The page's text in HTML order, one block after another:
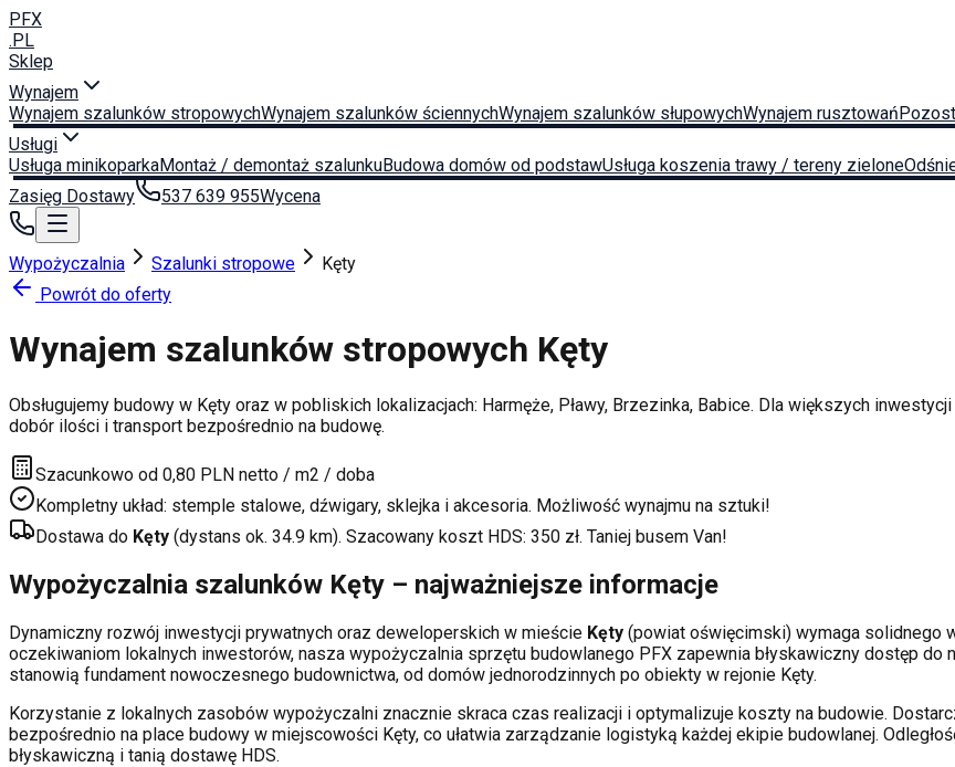
PFX
.PL
Sklep
Wynajem
Wynajem szalunków stropowychWynajem szalunków ściennychWynajem szalunków słupowychWynajem rusztowań
Usługi
Usługa minikoparkaMontaż / demontaż szalunkuBudowa domów od podstawUsługa koszenia trawy / tereny zielone
Zasięg Dostawy
537 639 955Wycena
Wypożyczalnia Szalunki stropowe
Kęty
Powrót do oferty
Wynajem szalunków stropowych Kęty
Obsługujemy budowy w Kęty oraz w pobliskich lokalizacjach: Harmęże, Pławy, Brzezinka, Babice. Dla większych
dobór ilości i transport bezpośrednio na budowę.
Szacunkowo od 0,80 PLN netto / m2 / doba
Kompletny układ: stemple stalowe, dźwigary, sklejka i akcesoria. Możliwość wynajmu na sztuki!
Dostawa do Kęty (dystans ok. 34.9 km). Szacowany koszt HDS: 350 zł. Taniej busem Van!
Wypożyczalnia szalunków Kęty – najważniejsze informacje
Dynamiczny rozwój inwestycji prywatnych oraz deweloperskich w mieście Kęty (powiat oświęcimski) wymaga solidnego
oczekiwaniom lokalnych inwestorów, nasza wypożyczalnia sprzętu budowlanego PFX zapewnia błyskawiczny dostęp
stanowią fundament nowoczesnego budownictwa, od domów jednorodzinnych po obiekty w rejonie Kęty.
Korzystanie z lokalnych zasobów wypożyczalni znacznie skraca czas realizacji i optymalizuje koszty na budowie.
bezpośrednio na place budowy w miejscowości Kęty, co ułatwia zarządzanie logistyką każdej ekipie budowlanej.
błyskawiczną i tanią dostawę HDS.